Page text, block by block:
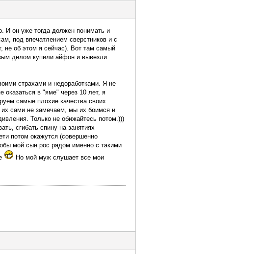
И он уже тогда должен понимать и
под впечатлением сверстников и с
не об этом я сейчас). Вот там самый
делом купили айфон и вывезли
страхами и недоработками. Я не
в "яме" через 10 лет, я
самые плохие качества своих
сами не замечаем, мы их боимся и
Только не обижайтесь потом.)))
сгибать спину на занятиях
потом окажутся (совершенно
мой сын рос рядом именно с такими
Но мой муж слушает все мои